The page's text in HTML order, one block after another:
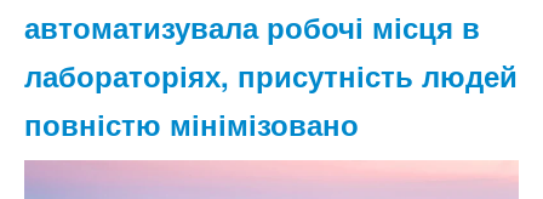
автоматизувала робочі місця в
лабораторіях, присутність людей
повністю мінімізовано